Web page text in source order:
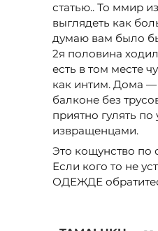
статью.. То ммир
выглядеть как
думаю вам было
2я половина
есть в том месте
как интим. Дома —
балконе без
приятно гулять
извращенцами.
Это кощунство по
Если кого то не
ОДЕЖДЕ